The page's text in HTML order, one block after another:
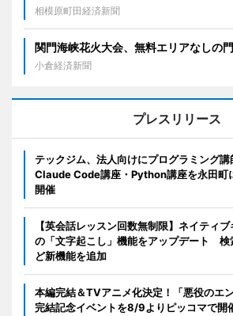
相模原町田経済新聞
関門海峡花火大会、無料エリアなしの
小倉経済新聞
プレスリリース
テックジム、法人向けにプログラミング講
Claude Code講座・Python講座を永田町
開催
【英会話レッスン回数無制限】ネイティ
の「文字起こし」機能をアップデート 検
ど新機能を追加
本編完結＆TVアニメ化決定！「悪役のエ
完結記念イベントを8/9よりピッコマで開